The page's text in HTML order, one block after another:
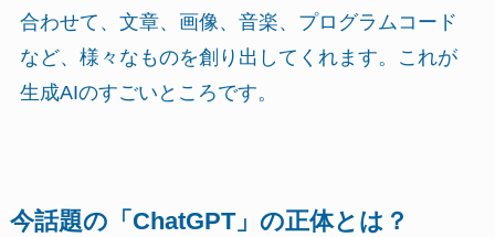
合わせて、文章、画像、音楽、プログラムコード
など、様々なものを創り出してくれます。これが
生成AIのすごいところです。
今話題の「ChatGPT」の正体とは？